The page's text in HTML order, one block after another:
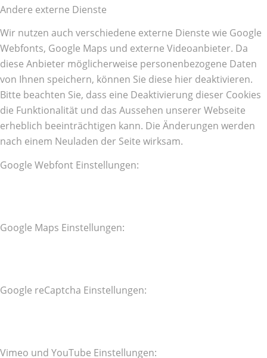
Andere externe Dienste
Wir nutzen auch verschiedene externe Dienste wie Google
Webfonts, Google Maps und externe Videoanbieter. Da
diese Anbieter möglicherweise personenbezogene Daten
von Ihnen speichern, können Sie diese hier deaktivieren.
Bitte beachten Sie, dass eine Deaktivierung dieser Cookies
die Funktionalität und das Aussehen unserer Webseite
erheblich beeinträchtigen kann. Die Änderungen werden
nach einem Neuladen der Seite wirksam.
Google Webfont Einstellungen:
Google Maps Einstellungen:
Google reCaptcha Einstellungen:
Vimeo und YouTube Einstellungen: